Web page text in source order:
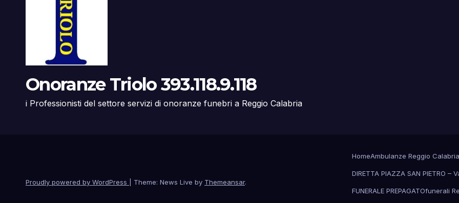
Onoranze Triolo 393.118.9.118
i Professionisti del settore servizi di onoranze funebri a Reggio Calabria
Proudly powered by WordPress Theme: News Live by Themeansar.
HomeAmbulanze Reggio Calabria
DIRETTA PIAZZA SAN PIETRO –
FUNERALE PREPAGATOfunerali